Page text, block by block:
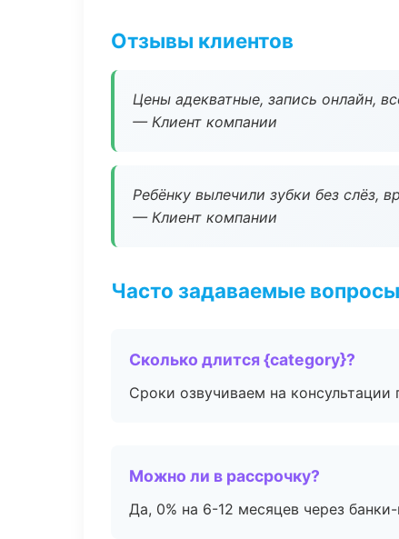
Отзывы клиентов
Цены адекватные, запись онлайн,
— Клиент компании
Ребёнку вылечили зубки без слёз,
— Клиент компании
Часто задаваемые вопросы
Сколько длится {category}?
Сроки озвучиваем на консультации
Можно ли в рассрочку?
Да, 0% на 6-12 месяцев через